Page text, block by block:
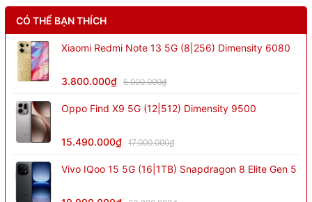
CÓ THỂ BẠN THÍCH
Xiaomi Redmi Note 13 5G (8|256) Dimensity 6080
3.800.000₫ 5.000.000₫
Oppo Find X9 5G (12|512) Dimensity 9500
15.490.000₫ 17.000.000₫
Vivo IQoo 15 5G (16|1TB) Snapdragon 8 Elite Gen 5